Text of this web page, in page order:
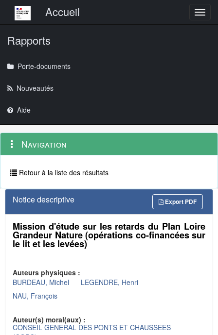
Menu principalAccueil
Rapports
Porte-documents
Nouveautés
Aide
Navigation
outils
Menu
contextuel
Navigation
Retour à la liste des résultats
Notice descriptive Export PDF
Mission d'étude sur les retards du Plan Loire
Grandeur Nature (opérations co-financées sur
le lit et les levées)
Auteurs physiques :
BURDEAU, Michel
LEGENDRE, Henri
NAU, François
Auteur(s) moral(aux) :
CONSEIL GENERAL DES PONTS ET CHAUSSEES